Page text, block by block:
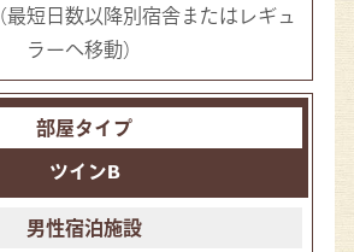
（最短日数以降別宿舎またはレギュ
ラーへ移動）
ツインB